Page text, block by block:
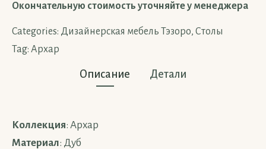
Окончательную стоимость уточняйте у менеджера
Categories: Дизайнерская мебель Тэзоро, Столы
Tag: Архар
Описание Детали
Коллекция: Архар
Материал: Дуб